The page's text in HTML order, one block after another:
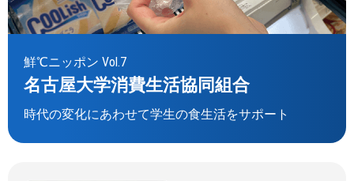
鮮℃ニッポン Vol.7
名古屋大学消費生活協同組合
時代の変化にあわせて学生の食生活をサポート